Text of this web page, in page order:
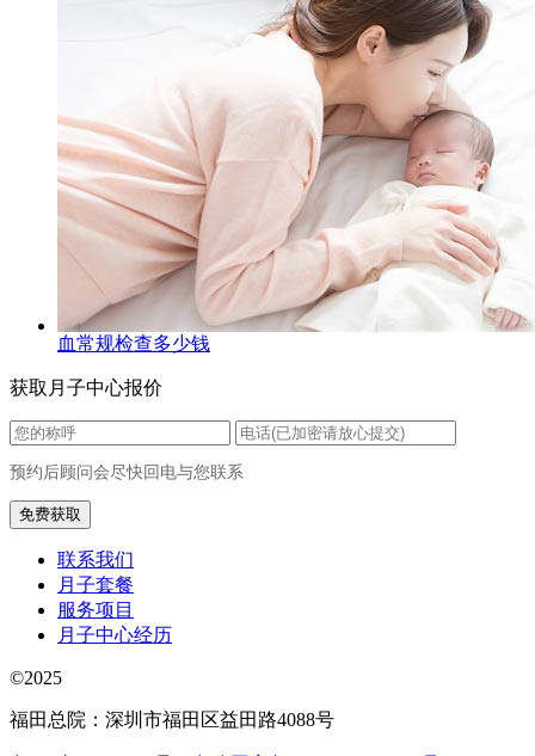
血常规检查多少钱
获取月子中心报价
预约后顾问会尽快回电与您联系
联系我们
月子套餐
服务项目
月子中心经历
©2025
福田总院：深圳市福田区益田路4088号